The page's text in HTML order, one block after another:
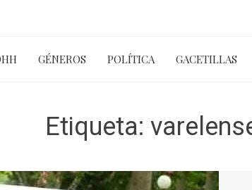
GÉNEROS POLÍTICA GACETILLAS
Etiqueta: